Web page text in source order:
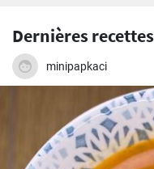
Dernières recettes
minipapkaci